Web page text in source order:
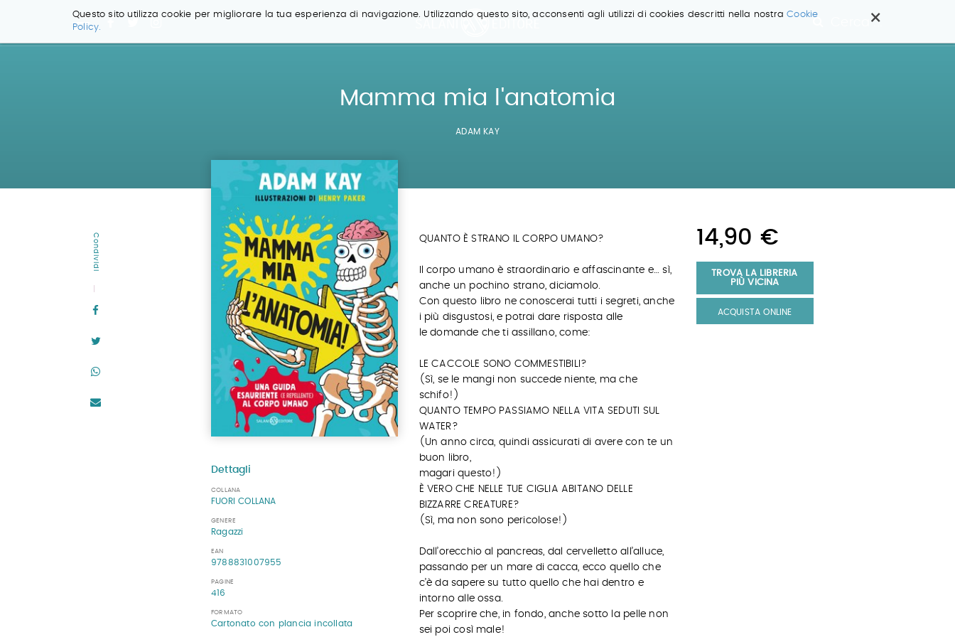
×
Questo sito utilizza cookie per migliorare la tua esperienza di navigazione. Utilizzando questo sito, acconsenti agli utilizzi di cookies descritti nella nostraCookie
Policy.
Cerca ...
Mamma mia l'anatomia
ADAM KAY
Condividi
Dettagli
COLLANA
FUORI COLLANA
GENERE
Ragazzi
EAN
9788831007955
PAGINE
416
FORMATO
Cartonato con plancia incollata
QUANTO È STRANO IL CORPO UMANO?
Il corpo umano è straordinario e affascinante e… sì,
anche un pochino strano, diciamolo.
Con questo libro ne conoscerai tutti i segreti, anche
i più disgustosi, e potrai dare risposta alle
le domande che ti assillano, come:
LE CACCOLE SONO COMMESTIBILI?
(Sì, se le mangi non succede niente, ma che
schifo!)
QUANTO TEMPO PASSIAMO NELLA VITA SEDUTI SUL
WATER?
(Un anno circa, quindi assicurati di avere con te un
buon libro,
magari questo!)
È VERO CHE NELLE TUE CIGLIA ABITANO DELLE
BIZZARRE CREATURE?
(Sì, ma non sono pericolose!)
Dall’orecchio al pancreas, dal cervelletto all’alluce,
passando per un mare di cacca, ecco quello che
c’è da sapere su tutto quello che hai dentro e
intorno alle ossa.
Per scoprire che, in fondo, anche sotto la pelle non
sei poi così male!
14,90 €
TROVA LA LIBRERIA
PIÙ VICINA
ACQUISTA ONLINE